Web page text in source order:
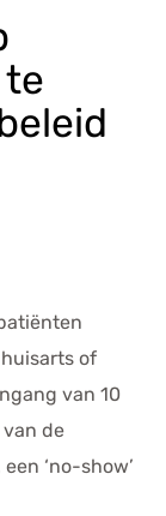
of
van 10
de
‘no-show’